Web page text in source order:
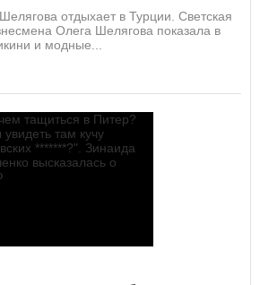
отдыхает в Турции. Светская
Олега Шелягова показала в
и модные...